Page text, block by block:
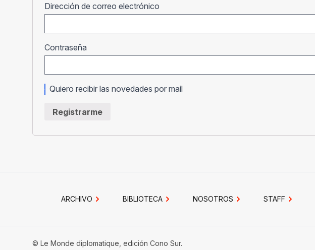
Dirección de correo electrónico
Contraseña
Quiero recibir las novedades por mail
Registrarme
ARCHIVO BIBLIOTECA NOSOTROS STAFF
© Le Monde diplomatique, edición Cono Sur.